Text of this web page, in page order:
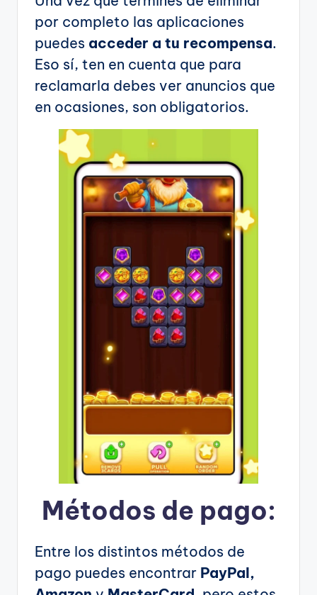
por completo las aplicaciones
puedes acceder a tu recompensa.
Eso sí, ten en cuenta que para
reclamarla debes ver anuncios que
en ocasiones, son obligatorios.
Métodos de pago:
Entre los distintos métodos de
pago puedes encontrar PayPal,